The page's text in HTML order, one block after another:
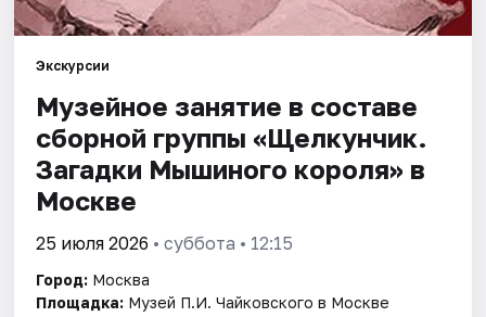
События
Города
Площадки
Артисты
Рейтинги
Экскурсии
Музейное занятие в составе
сборной группы «Щелкунчик.
Загадки Мышиного кoроля» в
Москве
25 июля 2026 • суббота • 12:15
Город: Москва
Площадка: Музей П.И. Чайковского в Москве